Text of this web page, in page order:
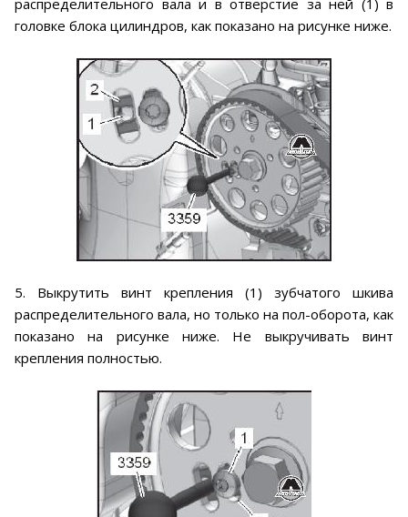
головке блока цилиндров, как показано на рисунке ниже.
5. Выкрутить винт крепления (1) зубчатого шкива
распределительного вала, но только на пол-оборота, как
показано на рисунке ниже. Не выкручивать винт
крепления полностью.